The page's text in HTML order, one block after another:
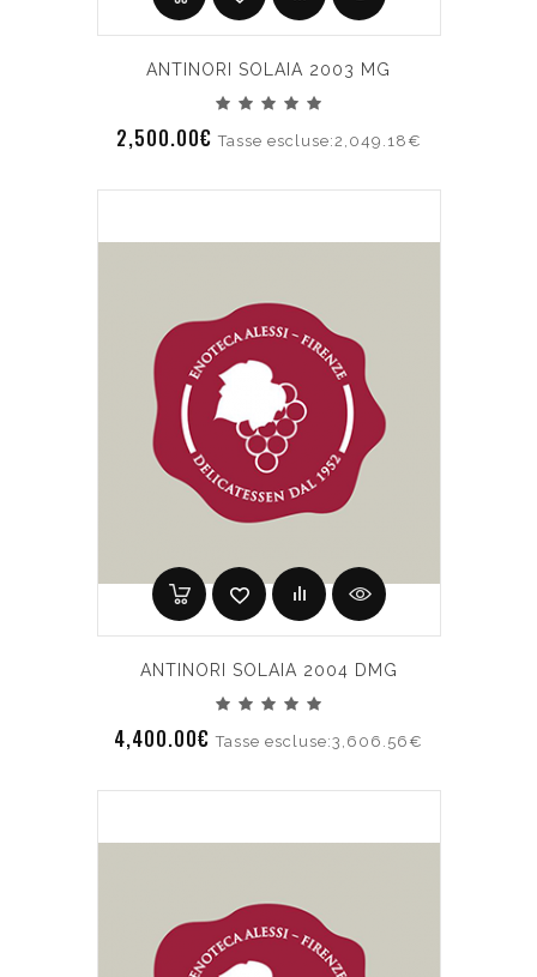
ANTINORI SOLAIA 2003 MG
2,500.00€Tasse escluse:2,049.18€
ANTINORI SOLAIA 2004 DMG
4,400.00€Tasse escluse:3,606.56€